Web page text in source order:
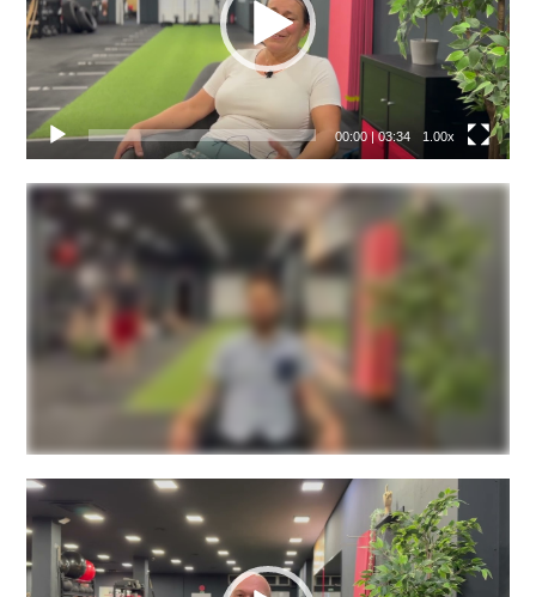
00:00|03:34 1.00x
Video
přehrávač